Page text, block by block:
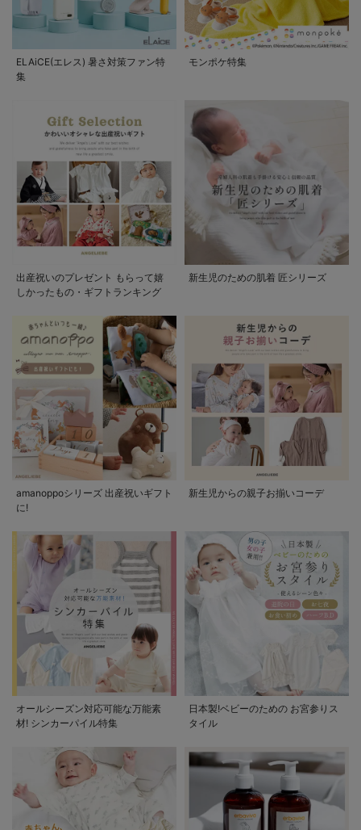
ELAiCE(エレス) 暑さ対策ファン特
集
モンポケ特集
出産祝いのプレゼント もらって嬉
しかったもの・ギフトランキング
新生児のための肌着 匠シリーズ
amanoppoシリーズ 出産祝いギフト
に!
新生児からの親子お揃いコーデ
オールシーズン対応可能な万能素
材! シンカーパイル特集
日本製!ベビーのための お宮参りス
タイル